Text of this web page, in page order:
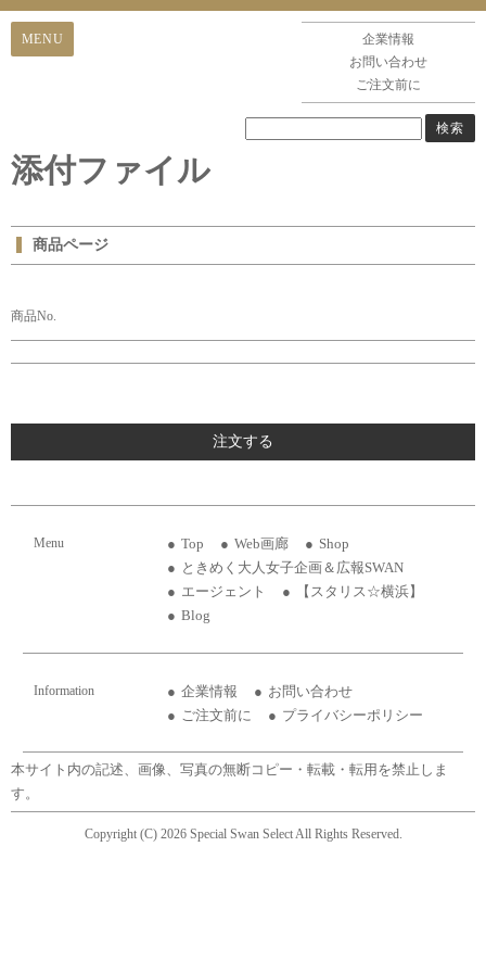
企業情報
お問い合わせ
ご注文前に
添付ファイル
商品ページ
商品No.
注文する
Menu Top Web画廊
Shop
ときめく大人女子企画＆広報SWAN
エージェント
【スタリス☆横浜】
Blog
Information 企業情報
お問い合わせ
ご注文前に
プライバシーポリシー
本サイト内の記述、画像、写真の無断コピー・転載・転用を禁止しま
す。
Copyright (C) 2026 Special Swan Select All Rights Reserved.